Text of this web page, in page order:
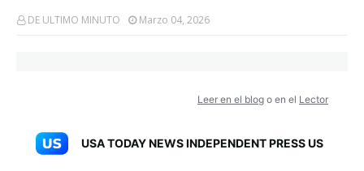
DE ULTIMO MINUTO Marzo 04, 2026
Leer en el blog o en el Lector
USA TODAY NEWS INDEPENDENT PRESS US